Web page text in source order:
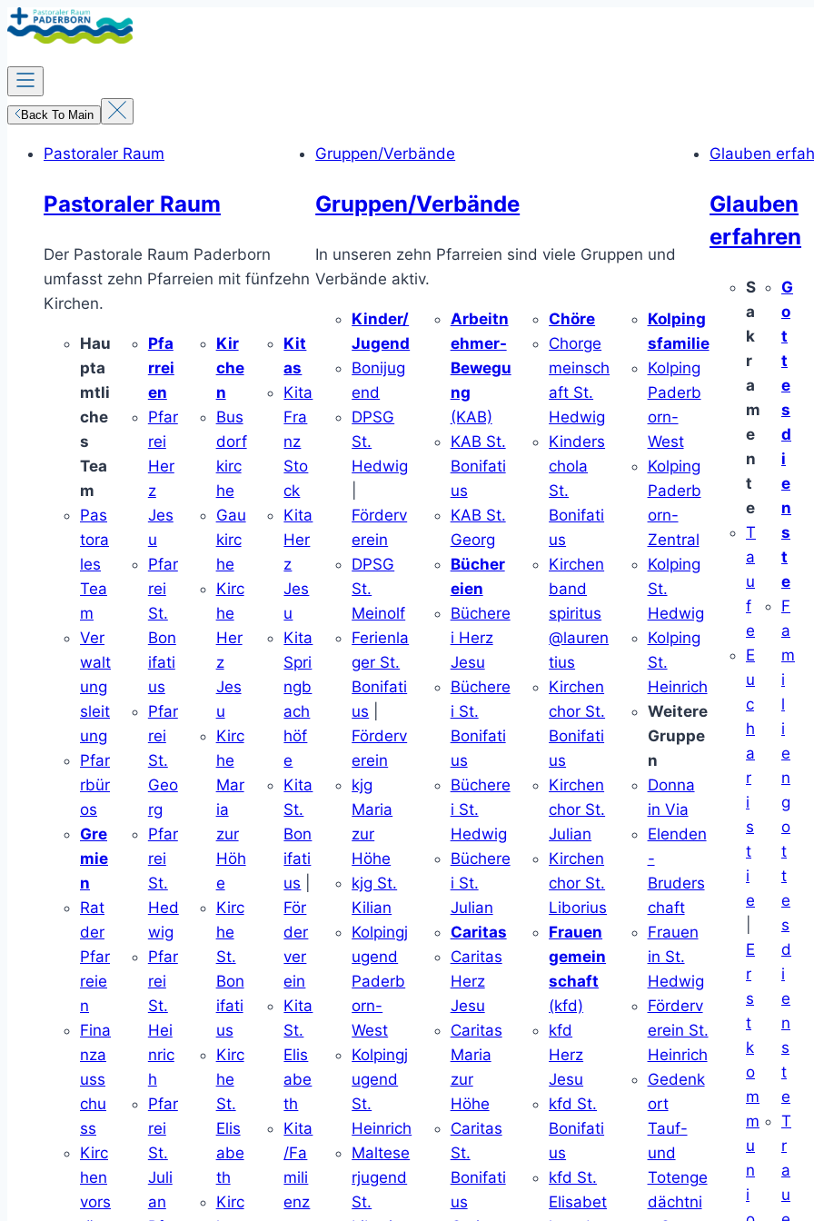
Zum
Inhalt
springen
Back To Main
Pastoraler Raum
Pastoraler Raum
Der Pastorale Raum Paderborn
umfasst zehn Pfarreien mit fünfzehn
Kirchen.
Hau
pta
mtli
che
s
Tea
m
Pas
tora
les
Tea
m
Ver
walt
ung
sleit
ung
Pfar
rbür
os
Gre
mie
n
Rat
der
Pfar
reie
n
Fina
nza
uss
chu
ss
Kirc
hen
vors
Pfa
rrei
en
Pfar
rei
Her
z
Jes
u
Pfar
rei
St.
Bon
ifati
us
Pfar
rei
St.
Geo
rg
Pfar
rei
St.
Hed
wig
Pfar
rei
St.
Hei
nric
h
Pfar
rei
St.
Juli
an
Kir
che
n
Bus
dorf
kirc
he
Gau
kirc
he
Kirc
he
Her
z
Jes
u
Kirc
he
Mar
ia
zur
Höh
e
Kirc
he
St.
Bon
ifati
us
Kirc
he
St.
Elis
abe
th
Kirc
Kit
as
Kita
Fra
nz
Sto
ck
Kita
Her
z
Jes
u
Kita
Spri
ngb
ach
höf
e
Kita
St.
Bon
ifati
us
För
der
ver
ein
Kita
St.
Elis
abe
th
Kita
/Fa
mili
enz
Gruppen/Verbände
Gruppen/Verbände
In unseren zehn Pfarreien sind viele Gruppen und
Verbände aktiv.
Kinder/
Jugend
Bonijug
end
DPSG
St.
Hedwig
Förderv
erein
DPSG
St.
Meinolf
Ferienla
ger St.
Bonifati
us
Förderv
erein
kjg
Maria
zur
Höhe
kjg St.
Kilian
Kolpingj
ugend
Paderb
orn-
West
Kolpingj
ugend
St.
Heinrich
Maltese
rjugend
St.
Arbeitn
ehmer-
Bewegu
ng
(KAB)
KAB St.
Bonifati
us
KAB St.
Georg
Bücher
eien
Büchere
i Herz
Jesu
Büchere
i St.
Bonifati
us
Büchere
i St.
Hedwig
Büchere
i St.
Julian
Caritas
Caritas
Herz
Jesu
Caritas
Maria
zur
Höhe
Caritas
St.
Bonifati
us
Chöre
Chorge
meinsch
aft St.
Hedwig
Kinders
chola
St.
Bonifati
us
Kirchen
band
spiritus
@lauren
tius
Kirchen
chor St.
Bonifati
us
Kirchen
chor St.
Julian
Kirchen
chor St.
Liborius
Frauen
gemein
schaft
(kfd)
kfd
Herz
Jesu
kfd St.
Bonifati
us
kfd St.
Elisabet
Kolping
sfamilie
Kolping
Paderb
orn-
West
Kolping
Paderb
orn-
Zentral
Kolping
St.
Hedwig
Kolping
St.
Heinrich
Weitere
Gruppe
n
Donna
in Via
Elenden
-
Bruders
chaft
Frauen
in St.
Hedwig
Förderv
erein St.
Heinrich
Gedenk
ort
Tauf-
und
Totenge
dächtni
Glauben
Glauben
erfahren
S
a
k
r
a
m
e
n
t
e
T
a
u
f
e
E
u
c
h
a
r
i
s
t
i
e
E
r
s
t
k
o
m
m
u
n
i
G
o
t
t
e
s
d
i
e
n
s
t
e
F
a
m
i
l
i
e
n
g
o
t
t
e
s
d
i
e
n
s
t
e
T
r
a
u